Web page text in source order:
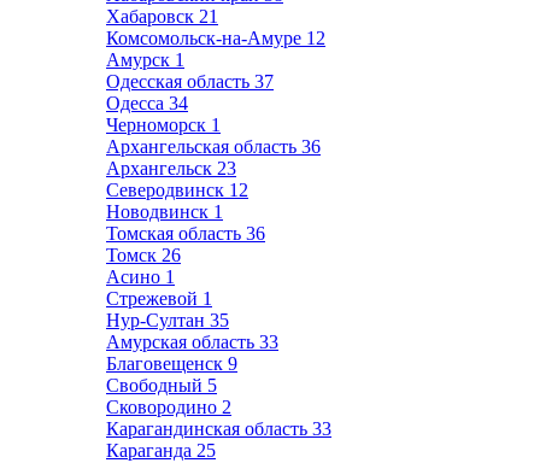
Хабаровск 21
Комсомольск-на-Амуре 12
Амурск 1
Одесская область 37
Одесса 34
Черноморск 1
Архангельская область 36
Архангельск 23
Северодвинск 12
Новодвинск 1
Томская область 36
Томск 26
Асино 1
Стрежевой 1
Нур-Султан 35
Амурская область 33
Благовещенск 9
Свободный 5
Сковородино 2
Карагандинская область 33
Караганда 25